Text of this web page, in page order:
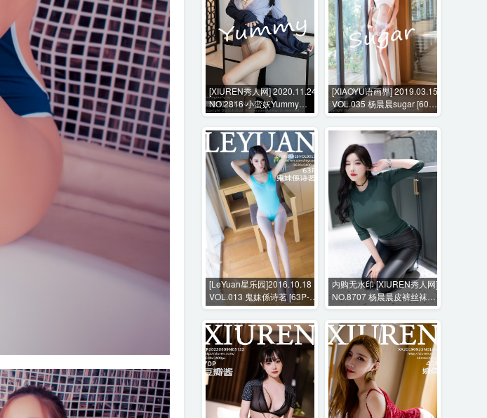
[XIUREN秀人网] 2020.11.24
NO.2816 小蛮妖Yummy
[80P-724MB]
[XIAOYU语画界] 2019.03.15
VOL.035 杨晨晨sugar [60P-
247MB]
[LeYuan星乐园]2016.10.18
VOL.013 鬼妹係诗茗 [63P-
266MB]
内购无水印 [XIUREN秀人网]
NO.8707 杨晨晨皮裤丝袜真
空+花絮视频 [110P+2V-
4228MB]